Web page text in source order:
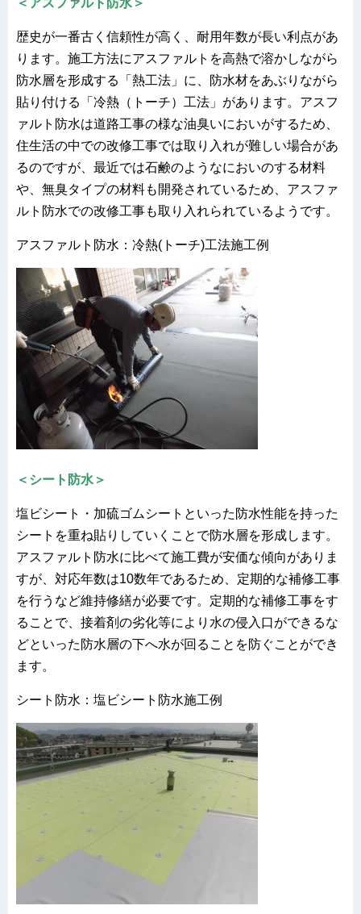
＜アスファルト防水＞
歴史が一番古く信頼性が高く、耐用年数が長い利点があ
ります。施工方法にアスファルトを高熱で溶かしながら
防水層を形成する「熱工法」に、防水材をあぶりながら
貼り付ける「冷熱（トーチ）工法」があります。アスフ
ァルト防水は道路工事の様な油臭いにおいがするため、
住生活の中での改修工事では取り入れが難しい場合があ
るのですが、最近では石鹸のようなにおいのする材料
や、無臭タイプの材料も開発されているため、アスファ
ルト防水での改修工事も取り入れられているようです。
アスファルト防水：冷熱(トーチ)工法施工例
＜シート防水＞
塩ビシート・加硫ゴムシートといった防水性能を持った
シートを重ね貼りしていくことで防水層を形成します。
アスファルト防水に比べて施工費が安価な傾向がありま
すが、対応年数は10数年であるため、定期的な補修工事
を行うなど維持修繕が必要です。定期的な補修工事をす
ることで、接着剤の劣化等により水の侵入口ができるな
どといった防水層の下へ水が回ることを防ぐことができ
ます。
シート防水：塩ビシート防水施工例